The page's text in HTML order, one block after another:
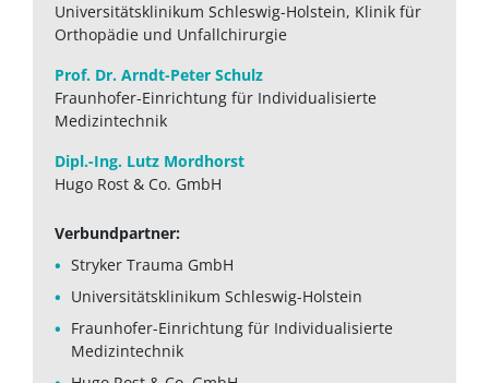
Universitätsklinikum Schleswig-Holstein, Klinik für
Orthopädie und Unfallchirurgie
Prof. Dr. Arndt-Peter Schulz
Fraunhofer-Einrichtung für Individualisierte
Medizintechnik
Dipl.-Ing. Lutz Mordhorst
Hugo Rost & Co. GmbH
Verbundpartner:
Stryker Trauma GmbH
Universitätsklinikum Schleswig-Holstein
Fraunhofer-Einrichtung für Individualisierte
Medizintechnik